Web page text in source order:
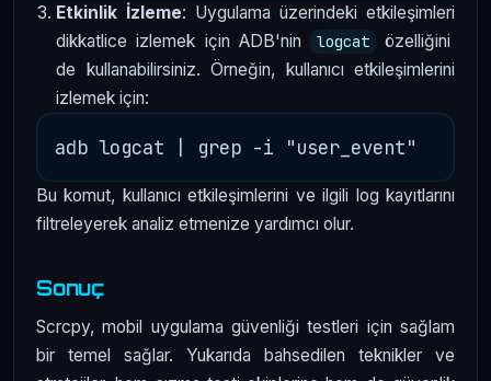
Etkinlik İzleme: Uygulama üzerindeki etkileşimleri
dikkatlice izlemek için ADB'nin
logcat
özelliğini
de kullanabilirsiniz. Örneğin, kullanıcı etkileşimlerini
izlemek için:
Bu komut, kullanıcı etkileşimlerini ve ilgili log kayıtlarını
filtreleyerek analiz etmenize yardımcı olur.
Sonuç
Scrcpy, mobil uygulama güvenliği testleri için sağlam
bir temel sağlar. Yukarıda bahsedilen teknikler ve